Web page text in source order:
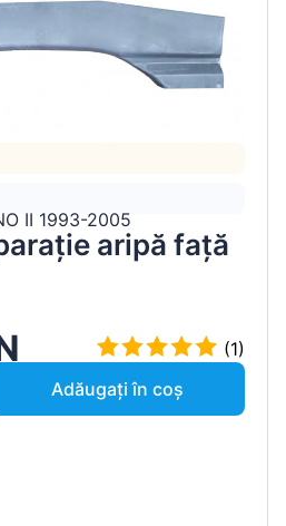
II 1993-2005
aripă față
(1)
Adăugați în coș